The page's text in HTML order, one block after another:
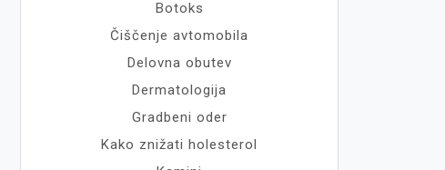
Botoks
Čiščenje avtomobila
Delovna obutev
Dermatologija
Gradbeni oder
Kako znižati holesterol